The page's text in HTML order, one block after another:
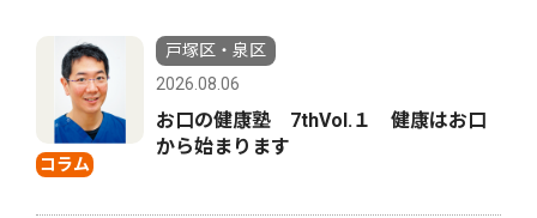
コラム
戸塚区・泉区
2026.08.06
お口の健康塾 7thVol.１ 健康はお口
から始まります